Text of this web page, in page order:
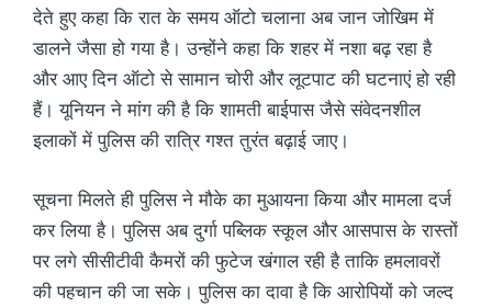
देते हुए कहा कि रात के समय ऑटो चलाना अब जान जोखिम में
डालने जैसा हो गया है। उन्होंने कहा कि शहर में नशा बढ़ रहा है
और आए दिन ऑटो से सामान चोरी और लूटपाट की घटनाएं हो रही
हैं। यूनियन ने मांग की है कि शामती बाईपास जैसे संवेदनशील
इलाकों में पुलिस की रात्रि गश्त तुरंत बढ़ाई जाए।
सूचना मिलते ही पुलिस ने मौके का मुआयना किया और मामला दर्ज
कर लिया है। पुलिस अब दुर्गा पब्लिक स्कूल और आसपास के रास्तों
पर लगे सीसीटीवी कैमरों की फुटेज खंगाल रही है ताकि हमलावरों
की पहचान की जा सके। पुलिस का दावा है कि आरोपियों को जल्द